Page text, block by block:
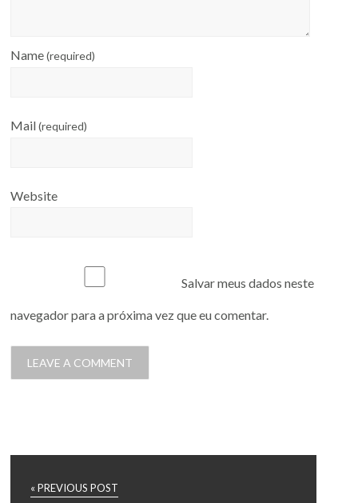
Name(required)
Mail(required)
Website
Salvar meus dados neste
navegador para a próxima vez que eu comentar.
« PREVIOUS POST